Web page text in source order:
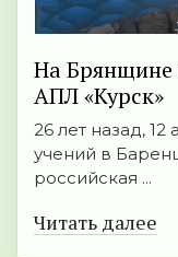
На Брянщине
АПЛ «Курск»
26 лет назад,
учений в
российская ...
Читать далее